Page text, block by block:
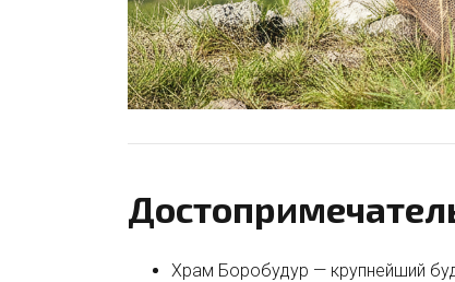
Храм Боробудур — крупнейший